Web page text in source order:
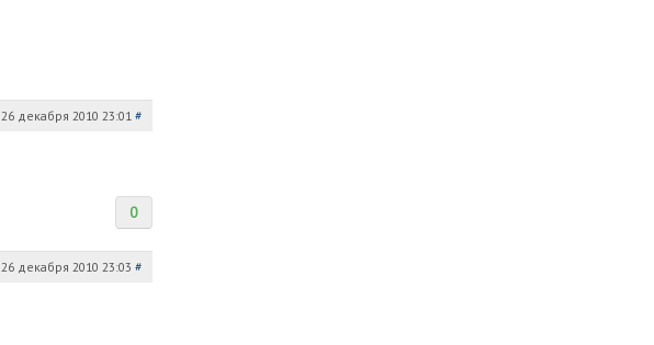
26 декабря 2010 23:01 #
0
26 декабря 2010 23:03 #